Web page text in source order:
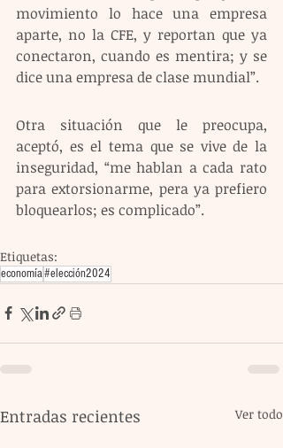
movimiento lo hace una empresa
aparte, no la CFE, y reportan que ya
conectaron, cuando es mentira; y se
dice una empresa de clase mundial”.
Otra situación que le preocupa,
aceptó, es el tema que se vive de la
inseguridad, “me hablan a cada rato
para extorsionarme, pera ya prefiero
bloquearlos; es complicado”.
Etiquetas:
economía#elección2024
Entradas recientes Ver todo